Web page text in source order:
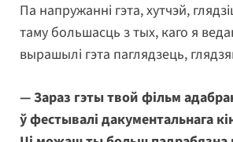
Па напружанні гэта, хутчэй,
таму большасць з тых, каго я
вырашылі гэта паглядзець,
— Зараз гэты твой фільм
ў фестывалі дакументальнага